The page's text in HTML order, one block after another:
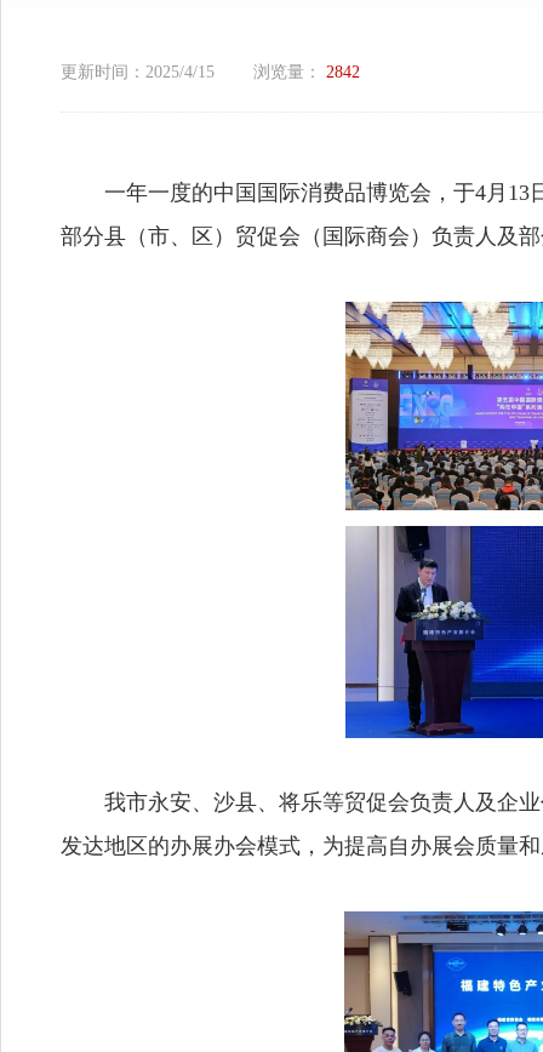
更新时间：2025/4/15 浏览量：2842
一年一度的中国国际消费品博览会，于4月
部分县（市、区）贸促会（国际商会）负责人及
我市永安、沙县、将乐等贸促会负责人及企
发达地区的办展办会模式，为提高自办展会质量